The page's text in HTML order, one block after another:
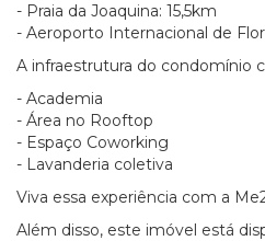
- Praia da Joaquina: 15,5km
- Aeroporto Internacional de
A infraestrutura do condomínio
- Academia
- Área no Rooftop
- Espaço Coworking
- Lavanderia coletiva
Viva essa experiência com a
Além disso, este imóvel está